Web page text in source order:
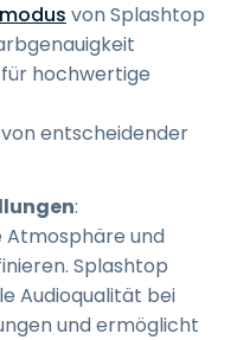
von Splashtop
hochwertige
entscheidender
:
Atmosphäre und
Splashtop
Audioqualität bei
und ermöglicht